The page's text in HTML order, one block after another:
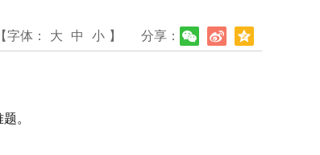
分享：
【字体： 大 中 小 】
。